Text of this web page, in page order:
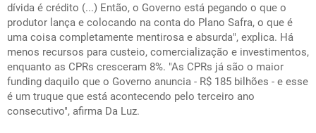
dívida é crédito (...) Então, o Governo está pegando o que o
produtor lança e colocando na conta do Plano Safra, o que é
uma coisa completamente mentirosa e absurda", explica. Há
menos recursos para custeio, comercialização e investimentos,
enquanto as CPRs cresceram 8%. "As CPRs já são o maior
funding daquilo que o Governo anuncia - R$ 185 bilhões - e esse
é um truque que está acontecendo pelo terceiro ano
consecutivo", afirma Da Luz.